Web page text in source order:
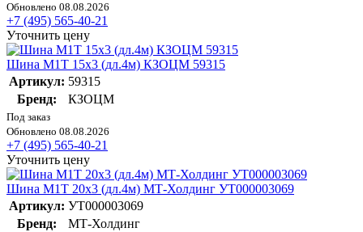
Обновлено 08.08.2026
+7 (495) 565-40-21
Уточнить цену
Шина М1Т 15х3 (дл.4м) КЗОЦМ 59315
Артикул: 59315
Бренд:
КЗОЦМ
Под заказ
Обновлено 08.08.2026
+7 (495) 565-40-21
Уточнить цену
Шина М1Т 20х3 (дл.4м) МТ-Холдинг УТ000003069
Артикул: УТ000003069
Бренд:
МТ-Холдинг